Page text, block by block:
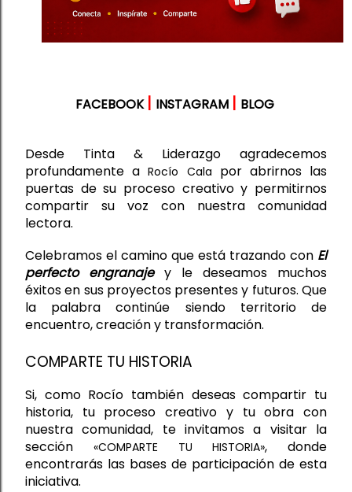
FACEBOOK INSTAGRAM BLOG
Desde Tinta & Liderazgo agradecemos
profundamente a Rocío Cala por abrirnos las
puertas de su proceso creativo y permitirnos
compartir su voz con nuestra comunidad
lectora.
Celebramos el camino que está trazando con El
perfecto engranaje y le deseamos muchos
éxitos en sus proyectos presentes y futuros. Que
la palabra continúe siendo territorio de
encuentro, creación y transformación.
COMPARTE TU HISTORIA
Si, como Rocío también deseas compartir tu
historia, tu proceso creativo y tu obra con
nuestra comunidad, te invitamos a visitar la
sección «COMPARTE TU HISTORIA», donde
encontrarás las bases de participación de esta
iniciativa.